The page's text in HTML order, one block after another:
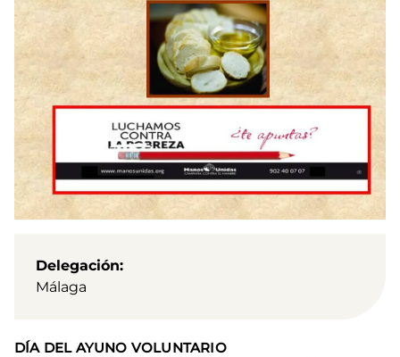
Delegación
Málaga
DÍA DEL AYUNO VOLUNTARIO